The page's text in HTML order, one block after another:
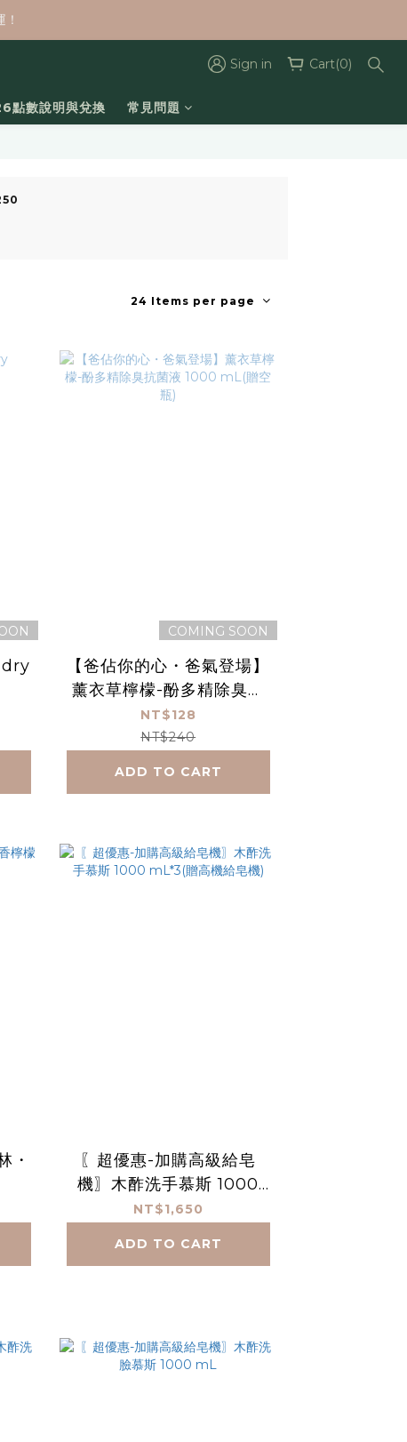
Sign in Cart(0)
點數說明與兌換 常見問題
24 Items per page
COMING SOON
【爸佔你的心・爸氣登場】
薰衣草檸檬-酚多精除臭抗
菌液 1000 mL(贈空瓶)
NT$128
NT$240
ADD TO CART
・
〖超優惠-加購高級給皂
機〗木酢洗手慕斯 1000
mL*3(贈高機給皂機)
NT$1,650
ADD TO CART